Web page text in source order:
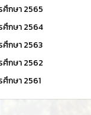
กษา 2565
กษา 2564
กษา 2563
กษา 2562
กษา 2561